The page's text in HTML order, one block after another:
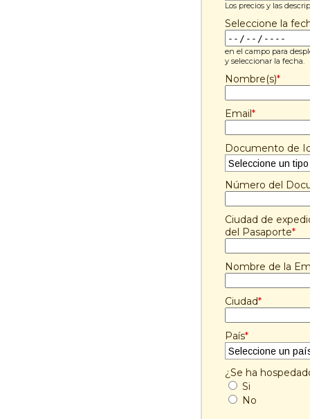
Los precios y las
Seleccione la
en el campo para
y seleccionar la fecha.
Nombre(s)*
Email*
Documento de
Número del
Ciudad de
del Pasaporte*
Nombre de la
Ciudad*
País*
¿Se ha
Si
No